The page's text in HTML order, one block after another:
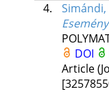
4.
Simándi,
DOI
Article